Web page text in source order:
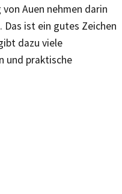
Auen nehmen darin
ist ein gutes Zeichen
dazu viele
und praktische